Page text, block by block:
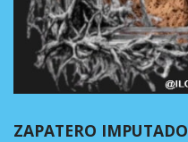
ZAPATERO IMPUTADO